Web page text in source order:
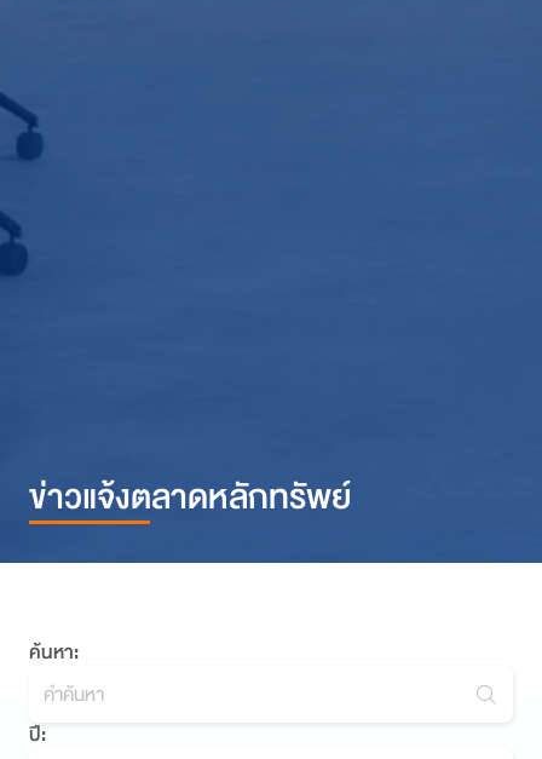
ข่าวแจ้งตลาดหลักทรัพย์
ค้นหา:
ปี: